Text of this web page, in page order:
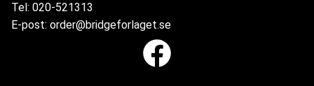
Tel: 020-521313
E-post: order@bridgeforlaget.se